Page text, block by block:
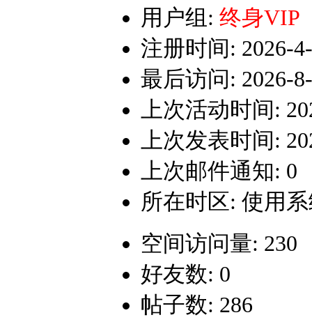
用户组: 终身VIP
注册时间: 2026-
最后访问: 2026-
上次活动时间:
上次发表时间:
上次邮件通知: 0
所在时区: 使用
空间访问量: 230
好友数: 0
帖子数: 286